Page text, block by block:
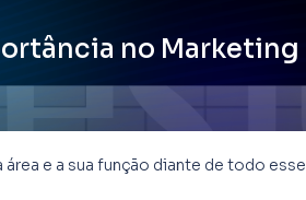
no Marketing
e a sua função diante de todo esse